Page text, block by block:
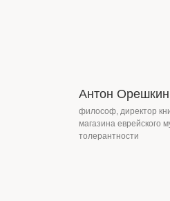
Антон Орешкин
философ, директор
магазина еврейского
толерантности